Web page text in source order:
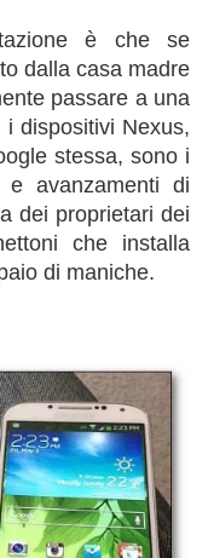
è che se
dalla casa madre
passare a una
dispositivi Nexus,
stessa, sono i
e avanzamenti di
dei proprietari dei
che installa
di maniche.